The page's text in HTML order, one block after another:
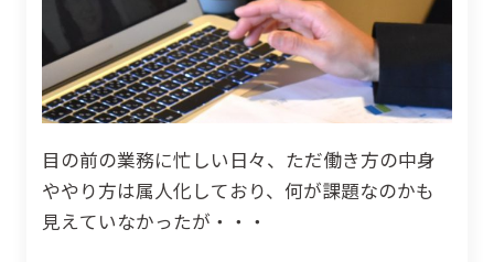
目の前の業務に忙しい日々、ただ働き方の中身
ややり方は属人化しており、何が課題なのかも
見えていなかったが・・・